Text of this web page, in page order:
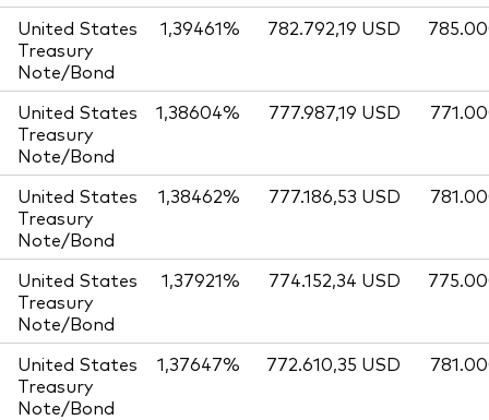
United States
Treasury
Note/Bond
1,39461% 782.792,19 USD
United States
Treasury
Note/Bond
1,38604% 777.987,19 USD
United States
Treasury
Note/Bond
1,38462% 777.186,53 USD
United States
Treasury
Note/Bond
1,37921% 774.152,34 USD
United States
Treasury
Note/Bond
1,37647% 772.610,35 USD